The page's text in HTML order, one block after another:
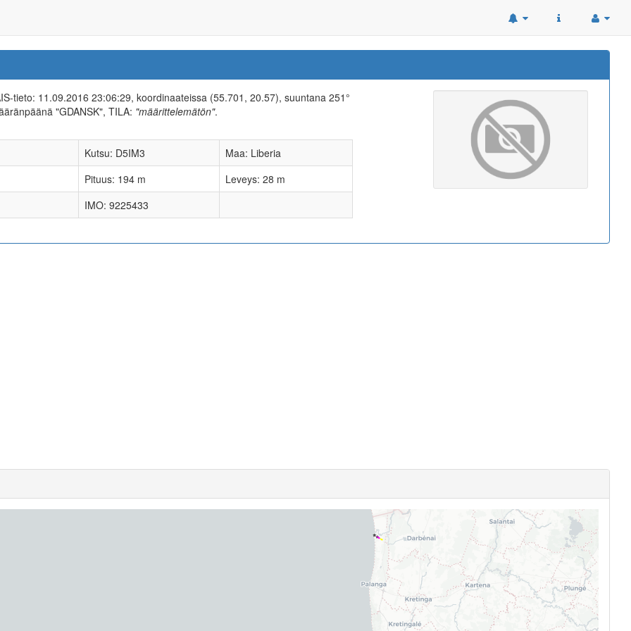
tieto: 11.09.2016 23:06:29, koordinaateissa (55.701, 20.57), suuntana 251°
"GDANSK", TILA: "määrittelemätön".
Kutsu: D5IM3
Maa: Liberia
Pituus: 194 m
Leveys: 28 m
IMO: 9225433